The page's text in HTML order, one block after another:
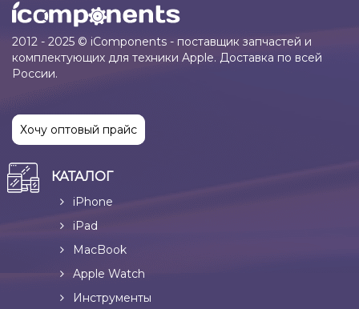
2012 - 2025 © iComponents - поставщик запчастей и
комплектующих для техники Apple. Доставка по всей
России.
Хочу оптовый прайс
КАТАЛОГ
iPhone
iPad
MacBook
Apple Watch
Инструменты